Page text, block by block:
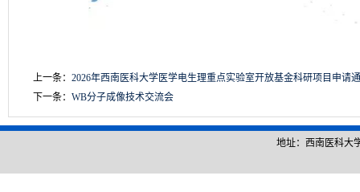
上一条： 2026年西南医科大学医学电生理重点实验室开放基金科研项目申请
下一条： WB分子成像技术交流会
地址：西南医科大